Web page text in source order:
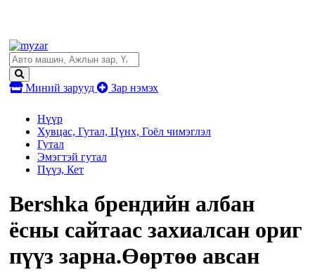
Миний зарууд Зар нэмэх
Нүүр
Хувцас, Гутал, Цүнх, Гоёл чимэглэл
Гутал
Эмэгтэй гутал
Пүүз, Кет
Bershka брендийн албан
ёсны сайтаас захиалсан ориг
пүүз зарна.Өөртөө авсан